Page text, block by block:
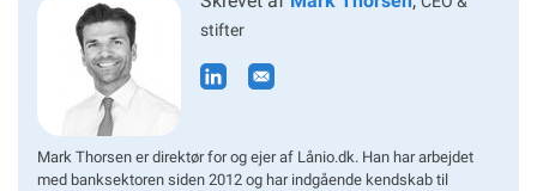
stifter
Mark Thorsen er direktør for og ejer af Lånio.dk. Han har arbejdet
med banksektoren siden 2012 og har indgående kendskab til